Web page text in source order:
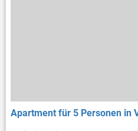
Apartment für 5 Personen in